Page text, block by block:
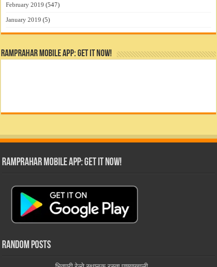
February 2019 (547)
January 2019 (5)
RamPrahar Mobile App: Get it Now!
RamPrahar Mobile App: Get it Now!
Random Posts